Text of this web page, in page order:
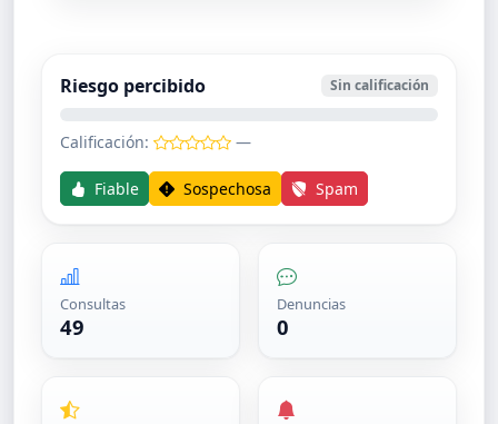
Riesgo percibido Sin calificación
Calificación: —
Fiable Sospechosa Spam
Consultas
49
Denuncias
0